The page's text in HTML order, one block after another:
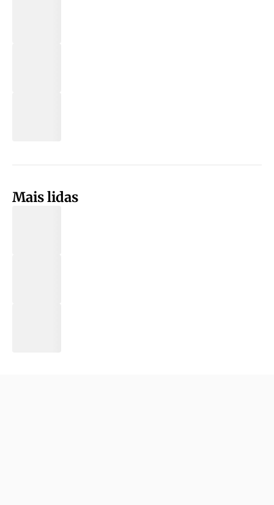
Mais lidas